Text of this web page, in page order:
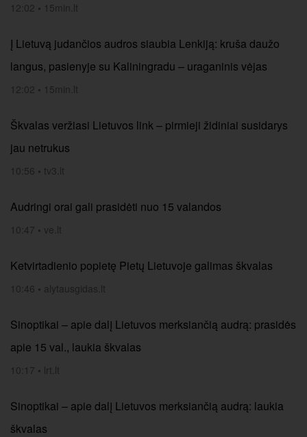
12:02 • 15min.lt
Į Lietuvą judančios audros siaubia Lenkiją: kruša daužo
langus, pasienyje su Kaliningradu – uraganinis vėjas
12:02 • 15min.lt
Škvalas veržiasi Lietuvos link – pirmieji židiniai susidarys
jau netrukus
10:56 • tv3.lt
Audringi orai gali prasidėti nuo 15 valandos
10:47 • ve.lt
Ketvirtadienio popietę Pietų Lietuvoje galimas škvalas
10:46 • alytausgidas.lt
Sinoptikai – apie dalį Lietuvos merksiančią audrą: prasidės
apie 15 val., laukia škvalas
10:17 • lrt.lt
Sinoptikai – apie dalį Lietuvos merksiančią audrą: laukia
škvalas